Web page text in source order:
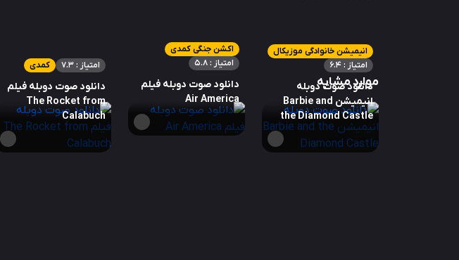
موارد مشابه
انیمیشن خانوادگی موزیکال
امتیاز : 6.4
دانلود صوت دوبله
انیمیشن Barbie and
the Diamond Castle
اکشن جنگی کمدی
امتیاز : 5.8
دانلود صوت دوبله فیلم
Air America
کمدی امتیاز : 7.3
دانلود صوت دوبله فیلم
The Rocket from
Calabuch